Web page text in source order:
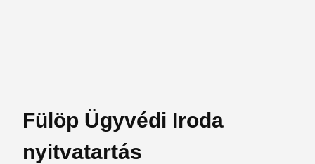
Fülöp Ügyvédi Iroda
nyitvatartás